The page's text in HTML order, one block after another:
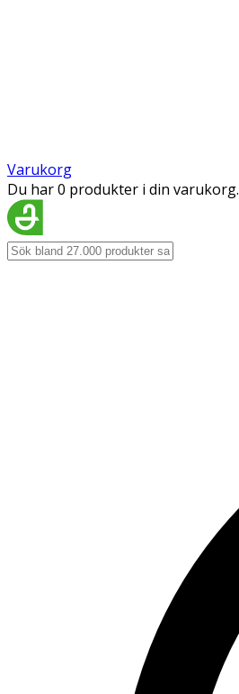
Varukorg
Du har 0 produkter i din varukorg.